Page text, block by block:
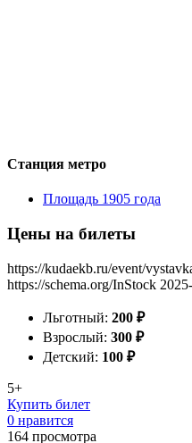
Станция метро
Площадь 1905 года
Цены на билеты
https://kudaekb.ru/event/
https://schema.org/InStock
Льготный: 200 ₽
Взрослый: 300 ₽
Детский: 100 ₽
5+
Купить билет
0 нравится
164 просмотра